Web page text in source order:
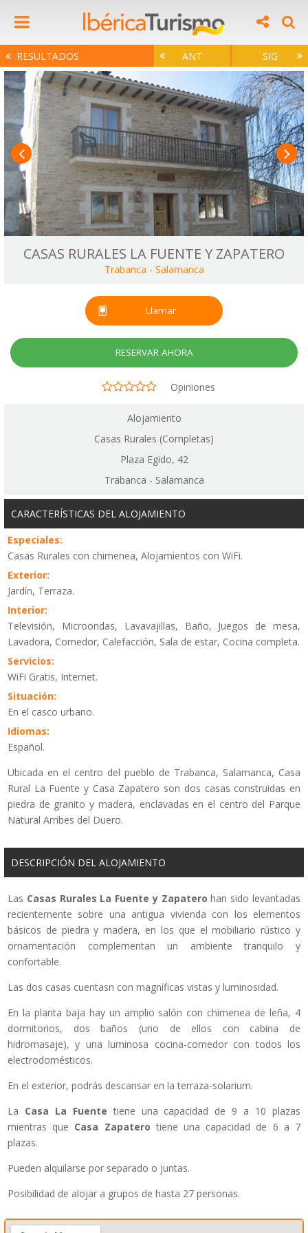
RESULTADOS ANT SIG
CASAS RURALES LA FUENTE Y ZAPATERO
Trabanca - Salamanca
Llamar
RESERVAR AHORA
Opiniones
Alojamiento
Casas Rurales (Completas)
Plaza Egido, 42
Trabanca - Salamanca
CARACTERÍSTICAS DEL ALOJAMIENTO
Especiales:
Casas Rurales con chimenea, Alojamientos con WiFi.
Exterior:
Jardín, Terraza.
Interior:
Televisión, Microondas, Lavavajillas, Baño, Juegos de mesa,
Lavadora, Comedor, Calefacción, Sala de estar, Cocina completa.
Servicios:
WiFi Gratis, Internet.
Situación:
En el casco urbano.
Idiomas:
Español.
Ubicada en el centro del pueblo de Trabanca, Salamanca, Casa
Rural La Fuente y Casa Zapatero son dos casas construidas en
piedra de granito y madera, enclavadas en el centro del Parque
Natural Arribes del Duero.
DESCRIPCIÓN DEL ALOJAMIENTO
Las Casas Rurales La Fuente y Zapatero han sido levantadas
recientemente sobre una antigua vivienda con los elementos
básicos de piedra y madera, en los que el mobiliario rústico y
ornamentación complementan un ambiente tranquilo y
confortable.
Las dos casas cuentasn con magníficas vistas y luminosidad.
En la planta baja hay un amplio salón con chimenea de leña, 4
dormitorios, dos baños (uno de ellos con cabina de
hidromasaje), y una luminosa cocina-comedor con todos los
electrodomésticos.
En el exterior, podrás descansar en la terraza-solarium.
La Casa La Fuente tiene una capacidad de 9 a 10 plazas
mientras que Casa Zapatero tiene una capacidad de 6 a 7
plazas.
Pueden alquilarse por separado o juntas.
Posibilidad de alojar a grupos de hasta 27 personas.